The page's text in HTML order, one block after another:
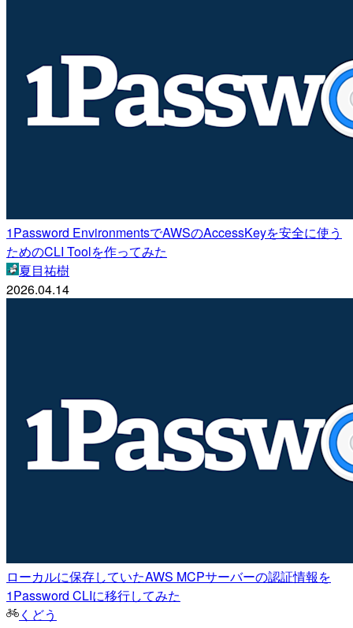
1Password EnvironmentsでAWSのAccessKeyを安全に使う
ためのCLI Toolを作ってみた
夏目祐樹
2026.04.14
ローカルに保存していたAWS MCPサーバーの認証情報を
1Password CLIに移行してみた
くどう